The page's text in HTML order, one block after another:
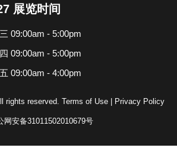
展览时间
09:00am - 5:00pm
09:00am - 5:00pm
09:00am - 4:00pm
rights reserved. Terms of Use Privacy Policy
网安备31011502010679号